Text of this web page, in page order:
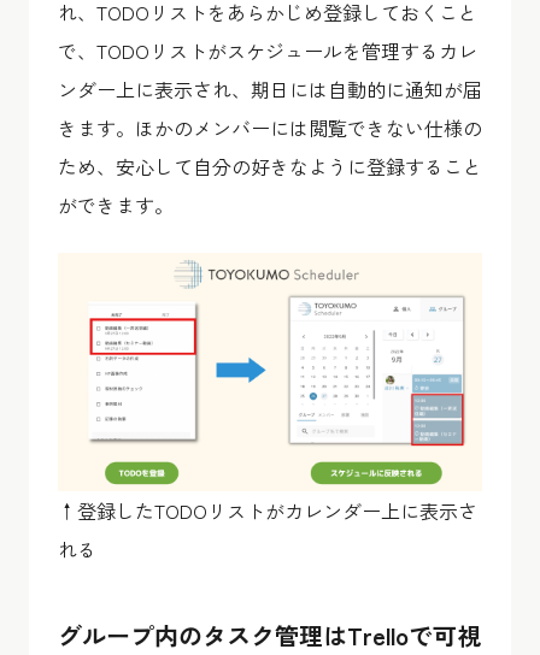
れ、TODOリストをあらかじめ登録しておくこと
で、TODOリストがスケジュールを管理するカレ
ンダー上に表示され、期日には自動的に通知が届
きます。ほかのメンバーには閲覧できない仕様の
ため、安心して自分の好きなように登録すること
ができます。
↑登録したTODOリストがカレンダー上に表示さ
れる
グループ内のタスク管理はTrelloで可視